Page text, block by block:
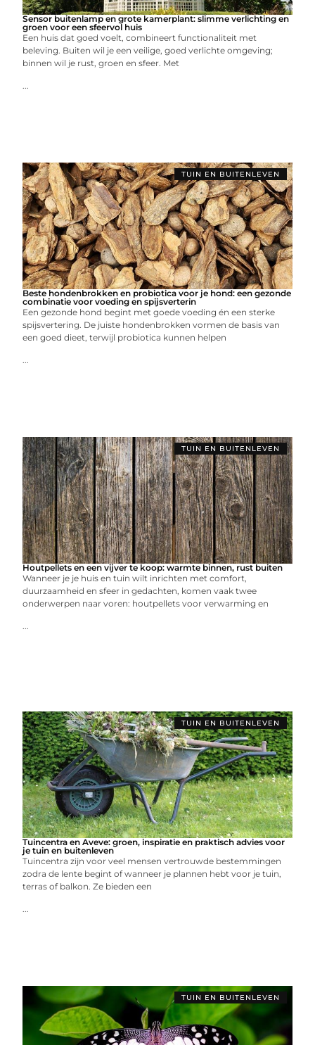
Sensor buitenlamp en grote kamerplant: slimme verlichting en
groen voor een sfeervol huis
Een huis dat goed voelt, combineert functionaliteit met
beleving. Buiten wil je een veilige, goed verlichte omgeving;
binnen wil je rust, groen en sfeer. Met
...
TUIN EN BUITENLEVEN
Beste hondenbrokken en probiotica voor je hond: een gezonde
combinatie voor voeding en spijsverterin
Een gezonde hond begint met goede voeding én een sterke
spijsvertering. De juiste hondenbrokken vormen de basis van
een goed dieet, terwijl probiotica kunnen helpen
...
TUIN EN BUITENLEVEN
Houtpellets en een vijver te koop: warmte binnen, rust buiten
Wanneer je je huis en tuin wilt inrichten met comfort,
duurzaamheid en sfeer in gedachten, komen vaak twee
onderwerpen naar voren: houtpellets voor verwarming en
...
TUIN EN BUITENLEVEN
Tuincentra en Aveve: groen, inspiratie en praktisch advies voor
je tuin en buitenleven
Tuincentra zijn voor veel mensen vertrouwde bestemmingen
zodra de lente begint of wanneer je plannen hebt voor je tuin,
terras of balkon. Ze bieden een
...
TUIN EN BUITENLEVEN